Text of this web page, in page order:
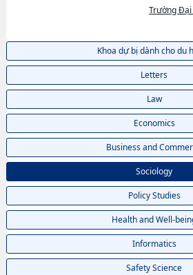
Trường Đại
Khoa dự bị dành cho du
Letters
Law
Economics
Business and
Sociology
Policy Studies
Health and Well-
Informatics
Safety Science